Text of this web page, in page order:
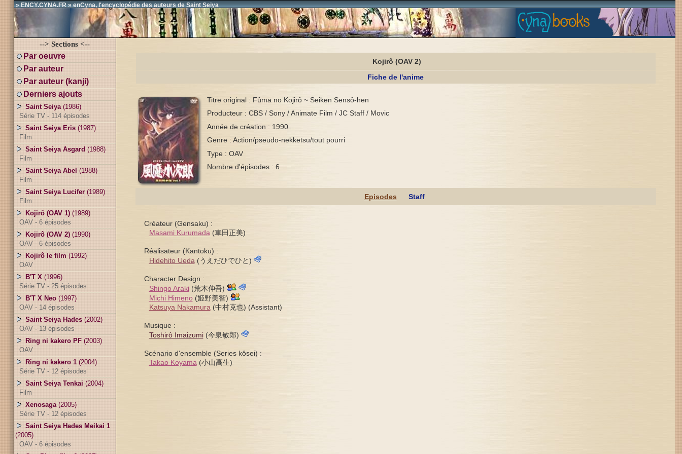
» ENCY.CYNA.FR » enCyna, l'encyclopédie des auteurs de Saint Seiya
--> Sections <--
Par oeuvre
Par auteur
Par auteur (kanji)
Derniers ajouts
Saint Seiya(1986)
Série TV - 114 épisodes
Saint Seiya Eris(1987)
Film
Saint Seiya Asgard (1988)
Film
Saint Seiya Abel (1988)
Film
Saint Seiya Lucifer(1989)
Film
Kojirô (OAV 1)(1989)
OAV - 6 épisodes
Kojirô (OAV 2)(1990)
OAV - 6 épisodes
Kojirô le film (1992)
OAV
B'T X(1996)
Série TV - 25 épisodes
B'T X Neo(1997)
OAV - 14 épisodes
Saint Seiya Hades(2002)
OAV - 13 épisodes
Ring ni kakero PF(2003)
OAV
Ring ni kakero 1(2004)
Série TV - 12 épisodes
Saint Seiya Tenkai (2004)
Film
Xenosaga(2005)
Série TV - 12 épisodes
Saint Seiya Hades Meikai 1
(2005)
OAV - 6 épisodes
Kojirô (OAV 2)
Fiche de l'anime
Titre original : Fûma no Kojirô ~ Seiken Sensô-hen
Producteur : CBS / Sony / Animate Film / JC Staff / Movic
Année de création : 1990
Genre : Action/pseudo-nekketsu/tout pourri
Type : OAV
Nombre d'épisodes : 6
Episodes Staff
Créateur (Gensaku) :
Masami Kurumada (車田正美)
Réalisateur (Kantoku) :
Hidehito Ueda (うえだひでひと)
Character Design :
Shingo Araki(荒木伸吾)
Michi Himeno(姫野美智)
Katsuya Nakamura (中村克也) (Assistant)
Musique :
Toshirô Imaizumi(今泉敏郎)
Scénario d'ensemble (Series kôsei) :
Takao Koyama (小山高生)